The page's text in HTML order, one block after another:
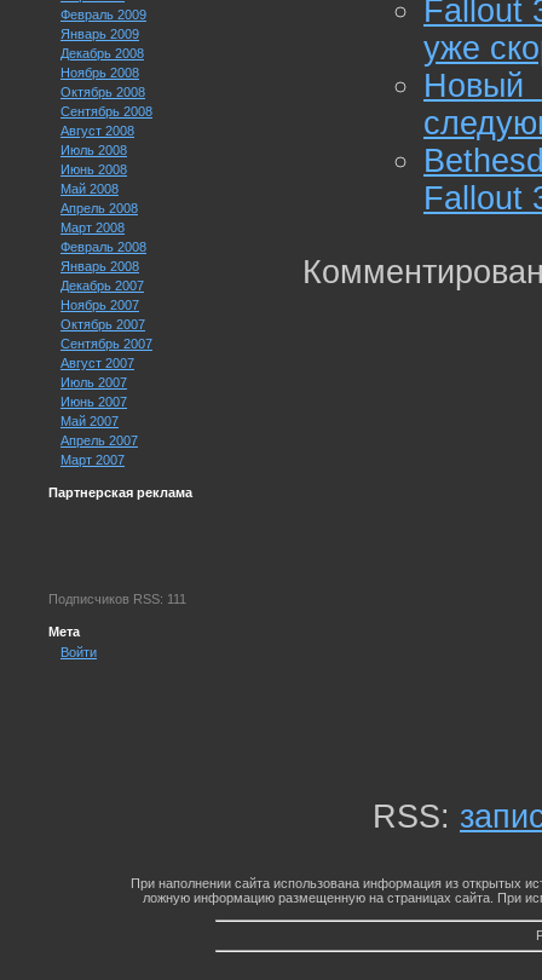
Февраль 2009
Январь 2009
Декабрь 2008
Ноябрь 2008
Октябрь 2008
Сентябрь 2008
Август 2008
Июль 2008
Июнь 2008
Май 2008
Апрель 2008
Март 2008
Февраль 2008
Январь 2008
Декабрь 2007
Ноябрь 2007
Октябрь 2007
Сентябрь 2007
Август 2007
Июль 2007
Июнь 2007
Май 2007
Апрель 2007
Март 2007
Партнерская реклама
Подписчиков RSS: 111
Мета
Войти
Fallout
уже
Новый
Fallout
RSS:
При наполнении сайта использована информация из открытых
ложную информацию размещенную на страницах сайта. При